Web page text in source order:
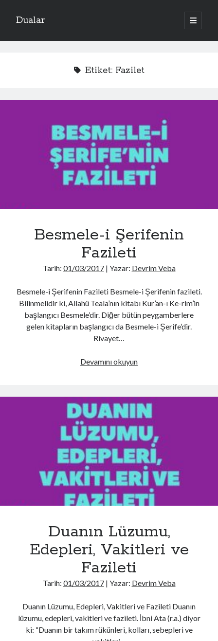
Dualar
ana
menüyü
Etiket: Fazilet
Besmele-i Şerifenin
Fazileti
Tarih: 01/03/2017| Yazar: Devrim Veba
Besmele-i Şerifenin Fazileti Besmele-i Şerifenin fazileti.
Bilinmelidir ki, Allahü Teala’nın kitabı Kur’an-ı Ke-rim’in
başlangıcı Besmele’dir. Diğer bütün peygamberlere
gelen kitapların başlangıcı da Besmele-i Şerife’dir.
Rivayet…
Devamını okuyunBesmele-
Fazileti
Duanın Lüzumu,
Edepleri, Vakitleri ve
Fazileti
Tarih: 01/03/2017| Yazar: Devrim Veba
Duanın Lüzumu, Edepleri, Vakitleri ve Fazileti Duanın
lüzumu, edepleri, vakitleri ve fazileti. İbni Ata (r.a.) diyor
ki: “Duanın bir takım rükünleri, kolları, sebepleri ve